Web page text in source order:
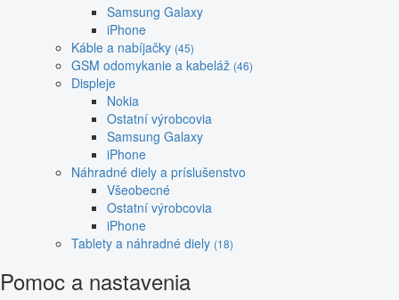
Samsung Galaxy
iPhone
Káble a nabíjačky (45)
GSM odomykanie a kabeláž (46)
Displeje
Nokia
Ostatní výrobcovia
Samsung Galaxy
iPhone
Náhradné diely a príslušenstvo
Všeobecné
Ostatní výrobcovia
iPhone
Tablety a náhradné diely (18)
Pomoc a nastavenia